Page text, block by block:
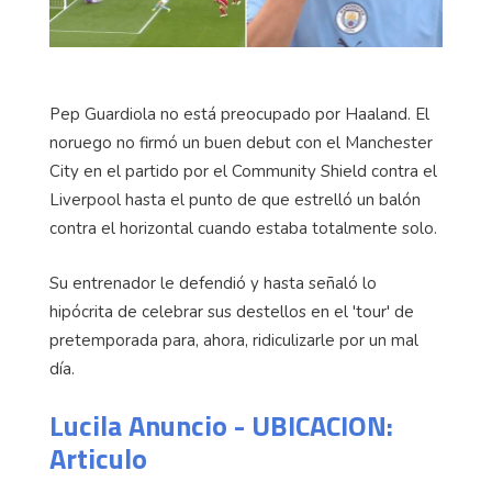
Pep Guardiola no está preocupado por Haaland. El
noruego no firmó un buen debut con el Manchester
City en el partido por el Community Shield contra el
Liverpool hasta el punto de que estrelló un balón
contra el horizontal cuando estaba totalmente solo.
Su entrenador le defendió y hasta señaló lo
hipócrita de celebrar sus destellos en el 'tour' de
pretemporada para, ahora, ridiculizarle por un mal
día.
Lucila Anuncio - UBICACION:
Articulo